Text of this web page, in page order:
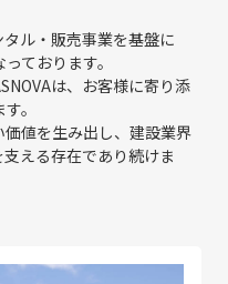
ル・販売事業を基盤に
ております。
は、お客様に寄り添
。
値を生み出し、建設業界
える存在であり続けま